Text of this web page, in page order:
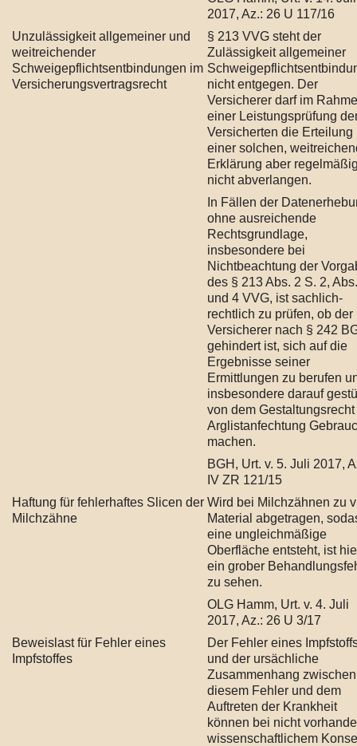
2017, Az.: 26 U 117/16
Unzulässigkeit allgemeiner und
weitreichender
Schweigepflichtsentbindungen im
Versicherungsvertragsrecht
§ 213 VVG steht der
Zulässigkeit allgemeiner
nicht entgegen. Der
Versicherer darf im
einer Leistungsprüfung
Versicherten die Erteilung
einer solchen,
Erklärung aber
nicht abverlangen.
In Fällen der
ohne ausreichende
Rechtsgrundlage,
insbesondere bei
Nichtbeachtung der
des § 213 Abs. 2 S. 2,
und 4 VVG, ist sachlich-
rechtlich zu prüfen, ob der
Versicherer nach § 242
gehindert ist, sich auf die
Ergebnisse seiner
Ermittlungen zu berufen
insbesondere darauf
von dem Gestaltungsrecht
Arglistanfechtung
machen.
BGH, Urt. v. 5. Juli 2017,
IV ZR 121/15
Haftung für fehlerhaftes Slicen der
Milchzähne
Wird bei Milchzähnen zu
Material abgetragen,
eine ungleichmäßige
Oberfläche entsteht, ist
ein grober
zu sehen.
OLG Hamm, Urt. v. 4. Juli
2017, Az.: 26 U 3/17
Beweislast für Fehler eines
Impfstoffes
Der Fehler eines
und der ursächliche
Zusammenhang zwischen
diesem Fehler und dem
Auftreten der Krankheit
können bei nicht
wissenschaftlichem